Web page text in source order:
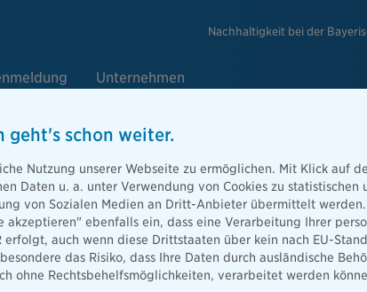
Nachhaltigkeit bei der
Unternehmen
melden
um einen
kümmern uns!
geht's schon weiter.
Nutzung unserer Webseite zu ermöglichen. Mit Klick auf
Daten u. a. unter Verwendung von Cookies zu
von Sozialen Medien an Dritt-Anbieter übermittelt
ebenfalls ein, dass eine Verarbeitung Ihrer
auch wenn diese Drittstaaten über kein nach EU-
das Risiko, dass Ihre Daten durch ausländische
ohne Rechtsbehelfsmöglichkeiten, verarbeitet werden